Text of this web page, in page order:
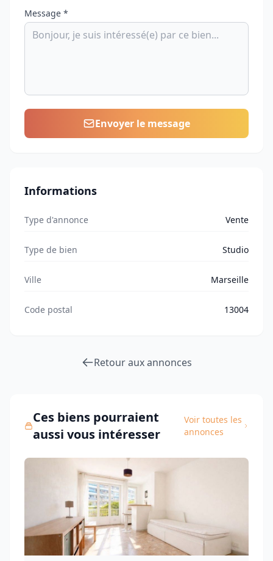
Message *
Envoyer le message
Informations
Type d'annonce Vente
Type de bien Studio
Ville Marseille
Code postal 13004
Retour aux annonces
Ces biens pourraient
aussi vous intéresser
Voir toutes les
annonces